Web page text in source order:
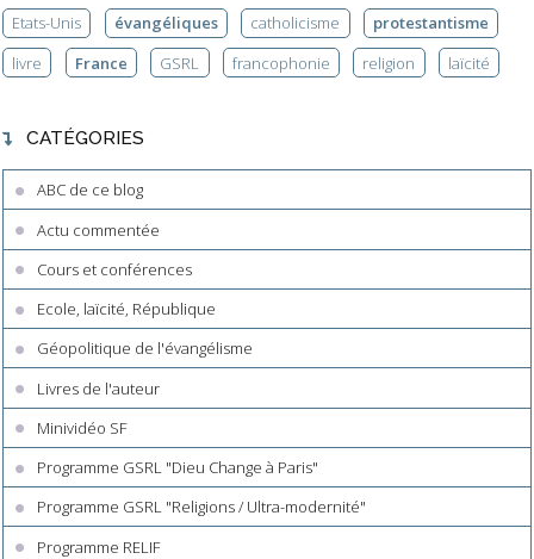
Etats-Unis évangéliques catholicisme
protestantisme
livre
France GSRL francophonie religion laïcité
CATÉGORIES
ABC de ce blog
Actu commentée
Cours et conférences
Ecole, laïcité, République
Géopolitique de l'évangélisme
Livres de l'auteur
Minividéo SF
Programme GSRL "Dieu Change à Paris"
Programme GSRL "Religions / Ultra-modernité"
Programme RELIF